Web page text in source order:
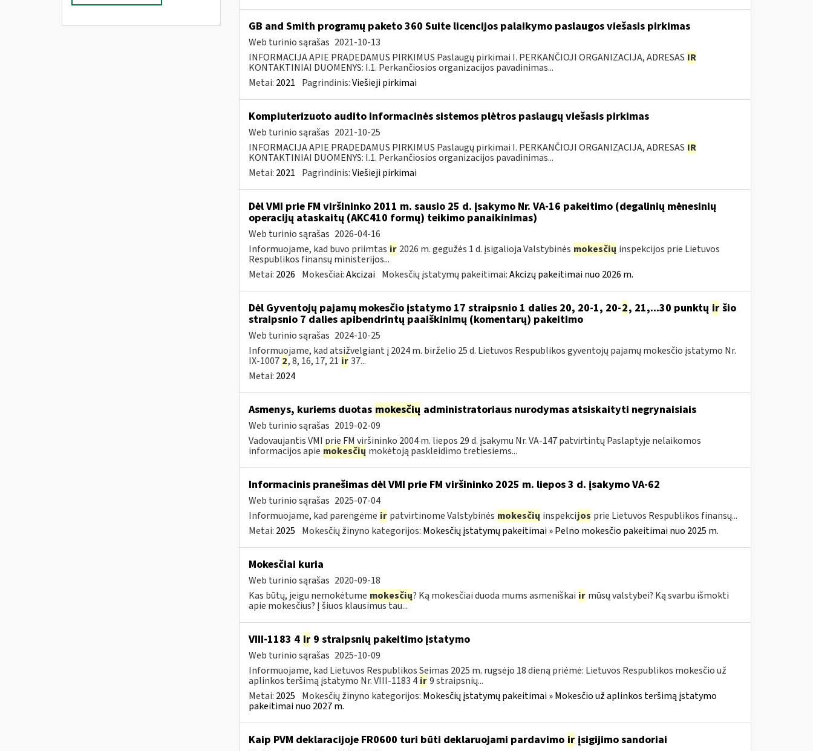
GB and Smith programų paketo 360 Suite licencijos palaikymo paslaugos viešasis pirkimas
Web turinio sąrašas 2021-10-13
INFORMACIJA APIE PRADEDAMUS PIRKIMUS Paslaugų pirkimai I. PERKANČIOJI ORGANIZACIJA, ADRESAS IR
KONTAKTINIAI DUOMENYS: I.1. Perkančiosios organizacijos pavadinimas...
Metai: 2021 Pagrindinis:Viešieji pirkimai
Kompiuterizuoto audito informacinės sistemos plėtros paslaugų viešasis pirkimas
Web turinio sąrašas 2021-10-25
INFORMACIJA APIE PRADEDAMUS PIRKIMUS Paslaugų pirkimai I. PERKANČIOJI ORGANIZACIJA, ADRESAS IR
KONTAKTINIAI DUOMENYS: I.1. Perkančiosios organizacijos pavadinimas...
Metai: 2021 Pagrindinis:Viešieji pirkimai
Dėl VMI prie FM viršininko 2011 m. sausio 25 d. įsakymo Nr. VA-16 pakeitimo (degalinių mėnesinių
operacijų ataskaitų (AKC410 formų) teikimo panaikinimas)
Web turinio sąrašas 2026-04-16
Informuojame, kad buvo priimtas ir 2026 m. gegužės 1 d. įsigalioja Valstybinės mokesčių inspekcijos prie Lietuvos
Respublikos finansų ministerijos...
Metai: 2026 Mokesčiai:Akcizai Mokesčių įstatymų pakeitimai:Akcizų pakeitimai nuo 2026 m.
Dėl Gyventojų pajamų mokesčio įstatymo 17 straipsnio 1 dalies 20, 20-1, 20-2, 21,...30 punktų iršio
straipsnio 7 dalies apibendrintų paaiškinimų (komentarų) pakeitimo
Web turinio sąrašas 2024-10-25
Informuojame, kad atsižvelgiant į 2024 m. birželio 25 d. Lietuvos Respublikos gyventojų pajamų mokesčio įstatymo Nr.
IX-1007 2, 8, 16, 17, 21 ir 37...
Metai: 2024
Asmenys, kuriems duotas mokesčių administratoriaus nurodymas atsiskaityti negrynaisiais
Web turinio sąrašas 2019-02-09
Vadovaujantis VMI prie FM viršininko 2004 m. liepos 29 d. įsakymu Nr. VA-147 patvirtintų Paslaptyje nelaikomos
informacijos apie mokesčių mokėtoją paskleidimo tretiesiems...
Informacinis pranešimas dėl VMI prie FM viršininko 2025 m. liepos 3 d. įsakymo VA-62
Web turinio sąrašas 2025-07-04
Informuojame, kad parengėme ir patvirtinome Valstybinės mokesčių inspekcijos prie Lietuvos Respublikos finansų...
Metai: 2025 Mokesčių žinyno kategorijos: Mokesčių įstatymų pakeitimai » Pelno mokesčio pakeitimai nuo 2025 m.
Mokesčiai kuria
Web turinio sąrašas 2020-09-18
Kas būtų, jeigu nemokėtume mokesčių? Ką mokesčiai duoda mums asmeniškai ir mūsų valstybei? Ką svarbu išmokti
apie mokesčius? Į šiuos klausimus tau...
VIII-1183 4 ir9 straipsnių pakeitimo įstatymo
Web turinio sąrašas 2025-10-09
Informuojame, kad Lietuvos Respublikos Seimas 2025 m. rugsėjo 18 dieną priėmė: Lietuvos Respublikos mokesčio už
aplinkos teršimą įstatymo Nr. VIII-1183 4 ir 9 straipsnių...
Metai: 2025 Mokesčių žinyno kategorijos: Mokesčių įstatymų pakeitimai » Mokesčio už aplinkos teršimą įstatymo
pakeitimai nuo 2027 m.
Kaip PVM deklaracijoje FR0600 turi būti deklaruojami pardavimo irįsigijimo sandoriai